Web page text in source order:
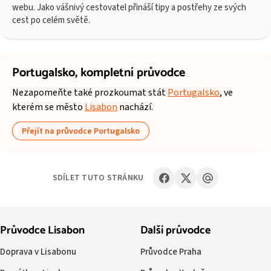
webu. Jako vášnivý cestovatel přináší tipy a postřehy ze svých
cest po celém světě.
Portugalsko,kompletní průvodce
Nezapomeňte také prozkoumat státPortugalsko, ve
kterém se město Lisabon nachází.
Přejít na průvodce Portugalsko
SDÍLET TUTO STRÁNKU
Průvodce Lisabon
Doprava v Lisabonu
Další průvodce
Průvodce Praha